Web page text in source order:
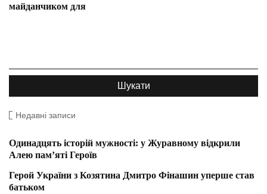
майданчиком для
Недавні записи
Одинадцять історій мужності: у Журавному відкрили
Алею пам’яті Героїв
Герой України з Козятина Дмитро Фінашин уперше став
батьком